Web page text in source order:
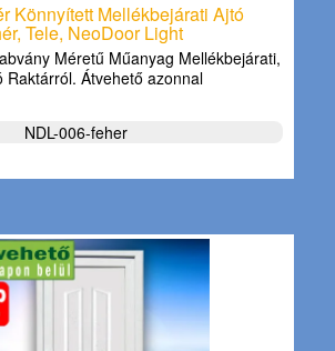
Könnyített Mellékbejárati Ajtó
Tele, NeoDoor Light
Méretű Műanyag Mellékbejárati,
Raktárról. Átvehető azonnal
NDL-006-feher